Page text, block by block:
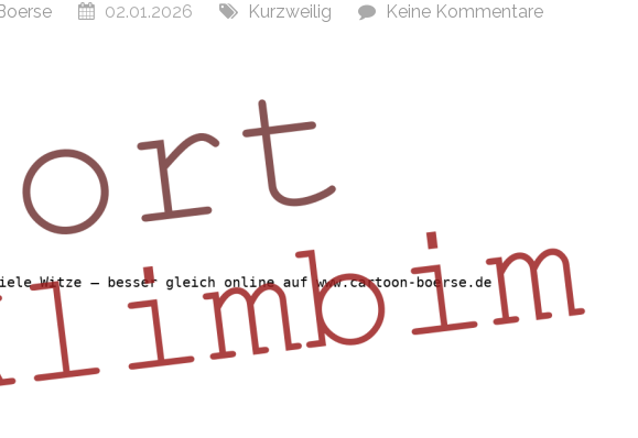
02.01.2026 Kurzweilig Keine Kommentare